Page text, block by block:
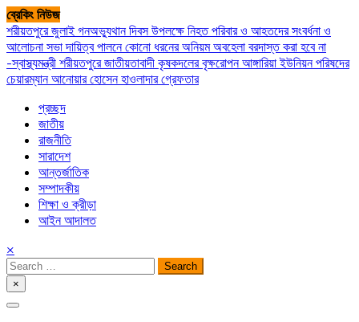
Skip
to
content
ব্রেকিং নিউজ
শরীয়তপুরে জুলাই গনঅভ্যুথান দিবস উপলক্ষে নিহত পরিবার ও আহতদের সংবর্ধনা ও
আলোচনা সভাদায়িত্ব পালনে কোনো ধরনের অনিয়ম অবহেলা বরদাস্ত করা হবে না
-স্বাস্থ্যমন্ত্রী শরীয়তপুরে জাতীয়তাবাদী কৃষকদলের বৃক্ষরোপনআঙ্গারিয়া ইউনিয়ন পরিষদের
চেয়ারম্যান আনোয়ার হোসেন হাওলাদার গ্রেফতার
প্রচ্ছদ
জাতীয়
রাজনীতি
সারাদেশ
আন্তর্জাতিক
সম্পাদকীয়
শিক্ষা ও ক্রীড়া
আইন আদালত
×
Search
for:
×